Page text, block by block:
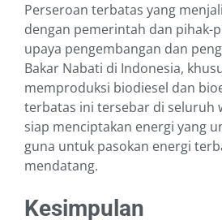
Perseroan terbatas yang
dengan pemerintah dan pihak-
upaya pengembangan dan
Bakar Nabati di Indonesia,
memproduksi biodiesel dan
terbatas ini tersebar di seluruh
siap menciptakan energi yang
guna untuk pasokan energi
mendatang.
Kesimpulan